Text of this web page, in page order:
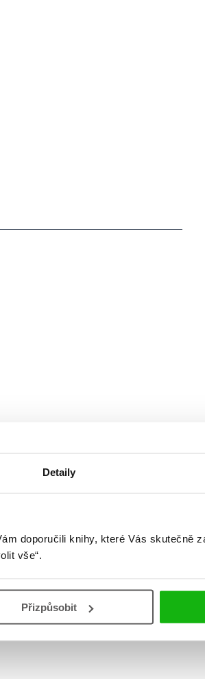
Detaily
doporučili knihy, které Vás skutečně
vše“.
Přizpůsobit